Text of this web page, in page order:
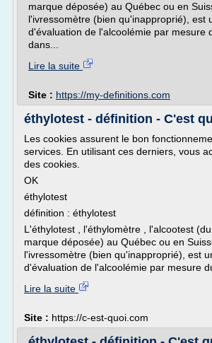
marque déposée) au Québec ou en
l'ivressomètre (bien qu'inapproprié), est
d'évaluation de l'alcoolémie par mesure
dans...
Lire la suite
Site : https://my-definitions.com
éthylotest - définition - C'est
Les cookies assurent le bon
services. En utilisant ces derniers, vous
des cookies.
OK
éthylotest
définition : éthylotest
L'éthylotest , l'éthylomètre , l'alcootest
marque déposée) au Québec ou en
l'ivressomètre (bien qu'inapproprié), est
d'évaluation de l'alcoolémie par mesure
Lire la suite
Site : https://c-est-quoi.com